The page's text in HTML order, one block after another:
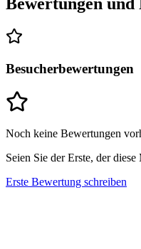
Bewertungen
Besucherbewertungen
Noch keine Bewertungen
Seien Sie der Erste, der diese
Erste Bewertung schreiben